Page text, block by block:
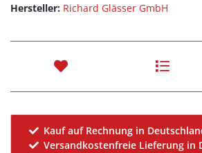
Hersteller: Richard Glässer GmbH
Kauf auf Rechnung in
Versandkostenfreie Lieferung in